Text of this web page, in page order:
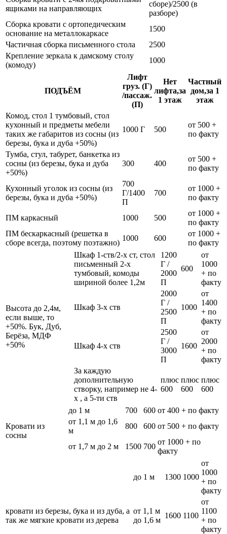
ящиками на направляющих
сборе)/2500 (в
разборе)
Сборка кровати с ортопедическим
основание на металлокаркасе
1500
Частичная сборка письменного стола
2500
Крепление зеркала к дамскому столу
(комоду)
1000
ПОДЪЁМ
Лифт
груз. (Г)
/пассаж.
(П)
Нет
лифта,за
1 этаж
Частный
дом,за 1
этаж
Комод, стол 1 тумбовый, стол
кухонный и предметы мебели
таких же габаритов из сосны (из
березы, бука и дуба +50%)
1000 Г 500
от 500 +
по факту
Тумба, стул, табурет, банкетка из
сосны (из березы, бука и дуба
+50%)
300 400
от 500 +
по факту
Кухонный уголок из сосны (из
березы, бука и дуба +50%)
700
Г/1400
П
700
от 1000 +
по факту
ПМ каркасный 1000 500
от 1000 +
по факту
ПМ бескаркасный (решетка в
сборе всегда, поэтому поэтажно)
1000 600
от 1000 +
по факту
Высота до 2,4м,
если выше, то
+50%. Бук, Дуб,
Берёза, МДФ
+50%
Шкаф 1-ств/2-х ст, стол
письменный 2-х
тумбовый, комоды
шириной более 1,2м
1200
Г /
2000
П
600
от
1000
+ по
факту
Шкаф 3-х ств
2000
Г /
2500
П
1000
от
1400
+ по
факту
Шкаф 4-х ств
2500
Г /
3000
П
1600
от
2000
+ по
факту
За каждую
дополнительную
створку, например не 4-
х , а 5-ти ств
плюс
600
плюс
600
плюс
600
Кровати из
сосны
до 1 м 700 600 от 400 + по факту
от 1,1 м до 1,6
м
800 600 от 500 + по факту
от 1,7 м до 2 м 1500 700
от 1000 + по
факту
кровати из березы, бука и из дуба, а
так же мягкие кровати из дерева
до 1 м 1300 1000
от
1000
+ по
факту
от 1,1 м
до 1,6 м
1600 1100
от
1100
+ по
факту